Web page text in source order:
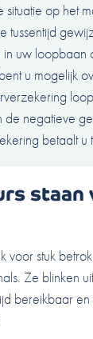
op het
tussentijd
uw loopbaan
u mogelijk
de negatieve
betaalt u
staan
voor stuk
Ze blinken
bereikbaar en